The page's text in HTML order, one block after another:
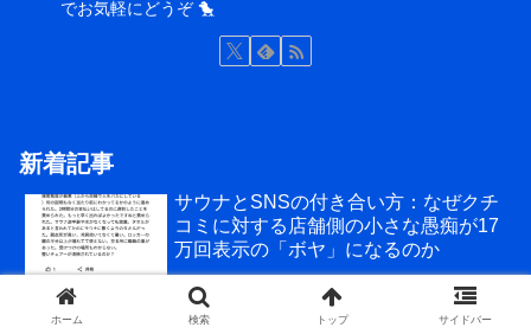
でお気軽にどうぞ 🐤
新着記事
サウナとSNSの付き合い方：なぜクチ
コミに対する店舗側の小さな愚痴が17
万回表示の「ボヤ」になるのか
毎日通えば１回のサウナ代が「217
ホーム 検索 トップ サイドバー